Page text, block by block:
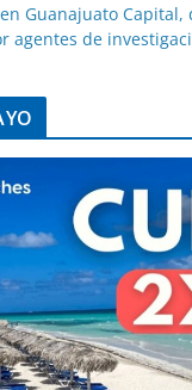
Guanajuato Capital,
agentes de